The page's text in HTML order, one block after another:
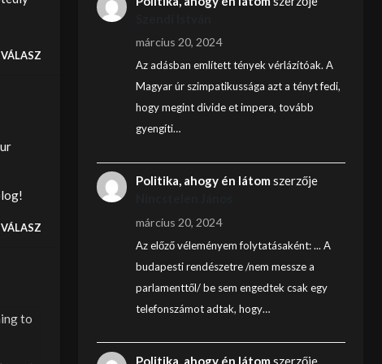
VÁLASZ
VÁLASZ
to
március 20, 2024
Az adásban említett tények vérlázítóak. A
Magyar úr szimpatikussága azt a tényt fedi,
hogy megint divide et impera, tovább
gyengíti…
Politika, ahogy én látom szerzője
március 20, 2024
Az előző véleményem folytatásaként: ... A
budapesti rendészetre /nem messze a
parlamenttől/ be sem engedtek csak egy
telefonszámot adtak, hogy…
Politika, ahogy én látom szerzője